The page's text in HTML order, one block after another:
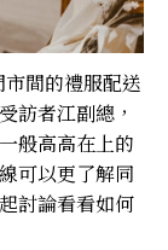
間的禮服配送
訪者江副總，
般高高在上的
可以更了解同
討論看看如何